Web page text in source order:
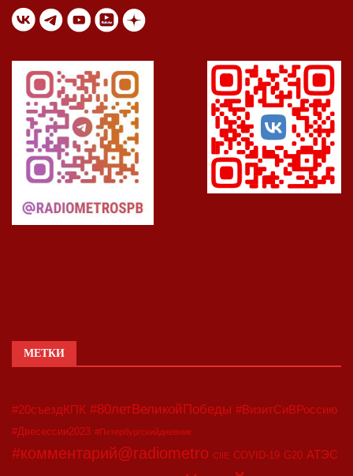
МЕТКИ
#20съездКПК #80летВеликойПобеды #ВизитСиВРоссию
#Двесессии2023 #Петербургскийдневник
#комментарий@radiometro CIIE COVID-19 G20 АТЭС